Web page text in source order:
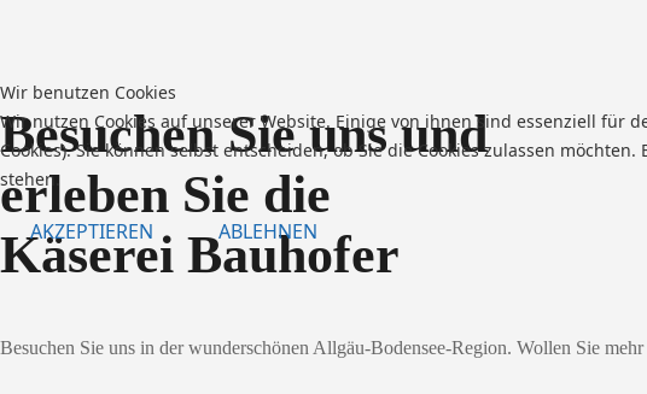
Besuchen Sie uns und
erleben Sie die
Käserei Bauhofer
Besuchen Sie uns in der wunderschönen Allgäu-Bodensee-Region. Wollen Sie
Wir benutzen Cookies
Wir nutzen Cookies auf unserer Website. Einige von ihnen sind essenziell für
Cookies). Sie können selbst entscheiden, ob Sie die Cookies zulassen
stehen.
AKZEPTIEREN ABLEHNEN